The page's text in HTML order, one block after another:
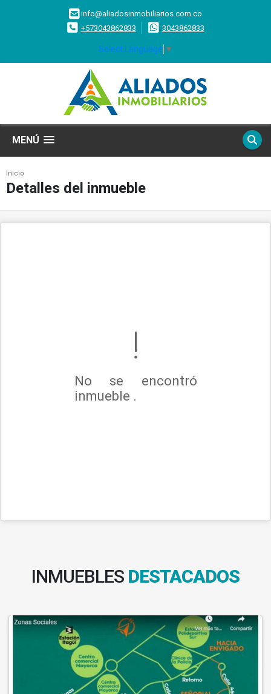
info@aliadosinmobiliarios.com.co
+573043862833
3043862833
Select Language ▼
MENÚ
Inicio
Detalles del inmueble
No se encontró
inmueble .
INMUEBLES DESTACADOS